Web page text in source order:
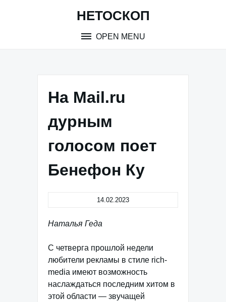
НЕТОСКОП
OPEN MENU
На Mail.ru
дурным
голосом поет
Бенефон Ку
14.02.2023
Наталья Геда
С четверга прошлой недели
любители рекламы в стиле rich-
media имеют возможность
наслаждаться последним хитом в
этой области — звучащей